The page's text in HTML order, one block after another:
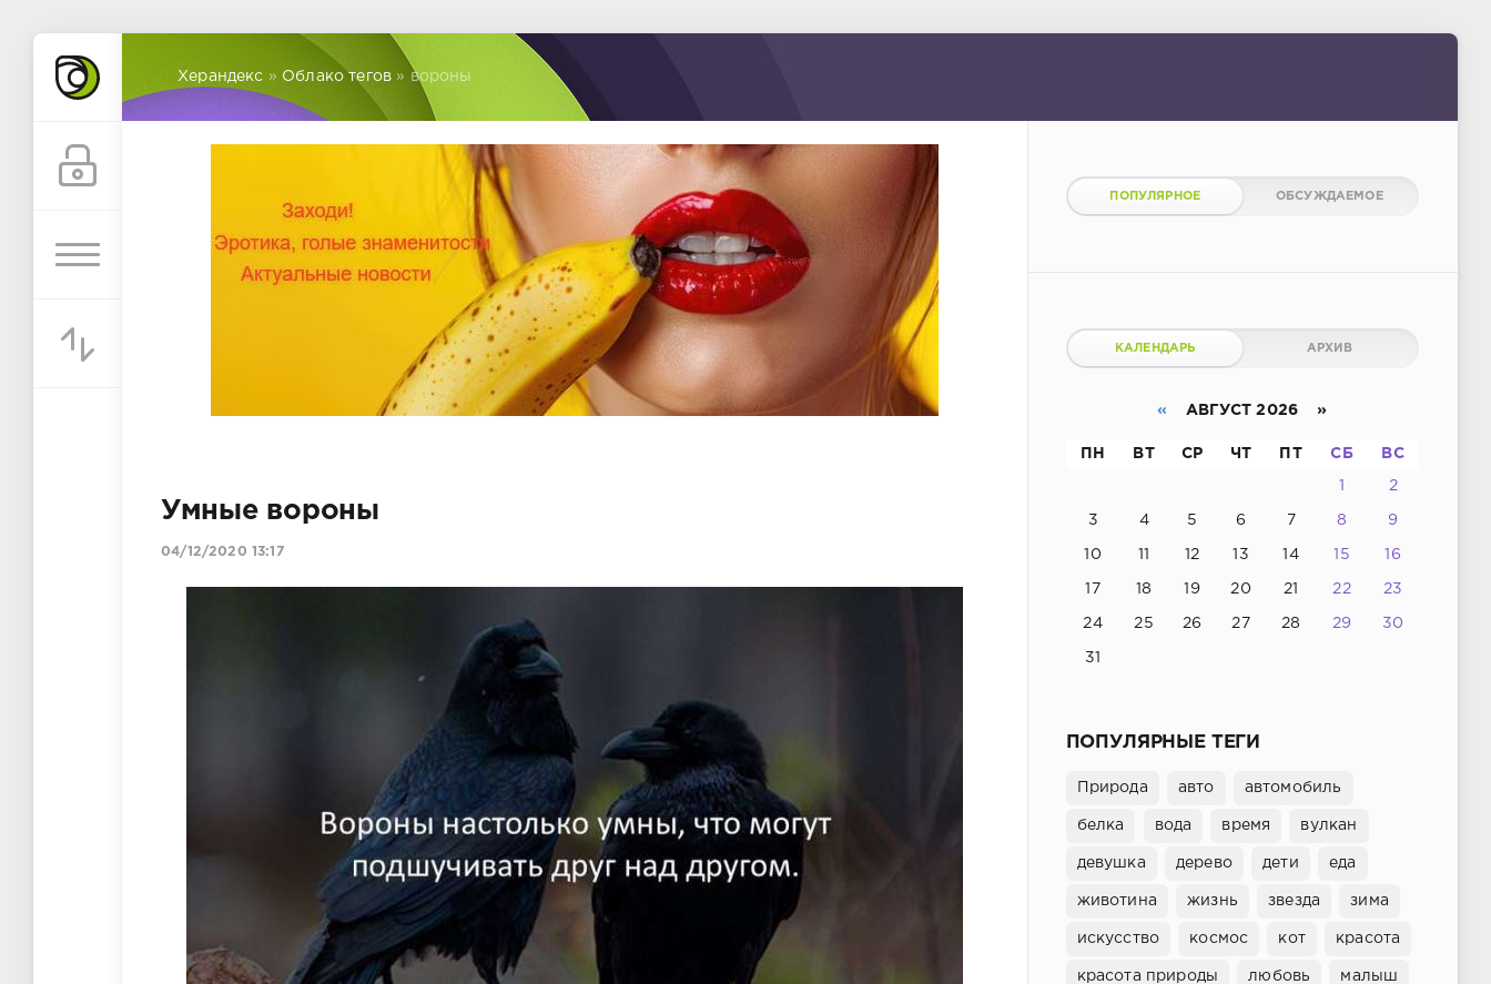
Херандекс » Облако тегов » вороны
Умные вороны
04/12/2020 13:17
ПОПУЛЯРНОЕ ОБСУЖДАЕМОЕ
КАЛЕНДАРЬ АРХИВ
« АВГУСТ 2026 »
ПН ВТ СР ЧТ ПТ СБ ВС
1 2
3 4 5 6 7 8 9
10 11 12 13 14 15 16
17 18 19 20 21 22 23
24 25 26 27 28 29 30
31
ПОПУЛЯРНЫЕ ТЕГИ
Природа авто автомобиль
белка вода время вулкан
девушка дерево дети еда
животина жизнь звезда зима
искусство космос кот красота
красота природы любовь малыш